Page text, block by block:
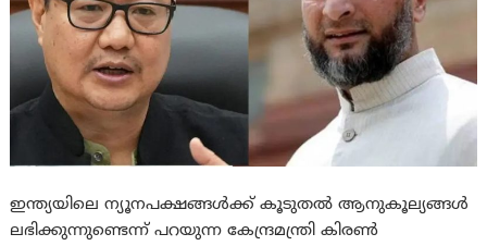
ഇന്ത്യയിലെ ന്യൂനപക്ഷങ്ങൾക്ക് കൂടുതൽ ആനുകൂല്യങ്ങൾ
ലഭിക്കുന്നുണ്ടെന്ന് പറയുന്ന കേന്ദ്രമന്ത്രി കിരൺ